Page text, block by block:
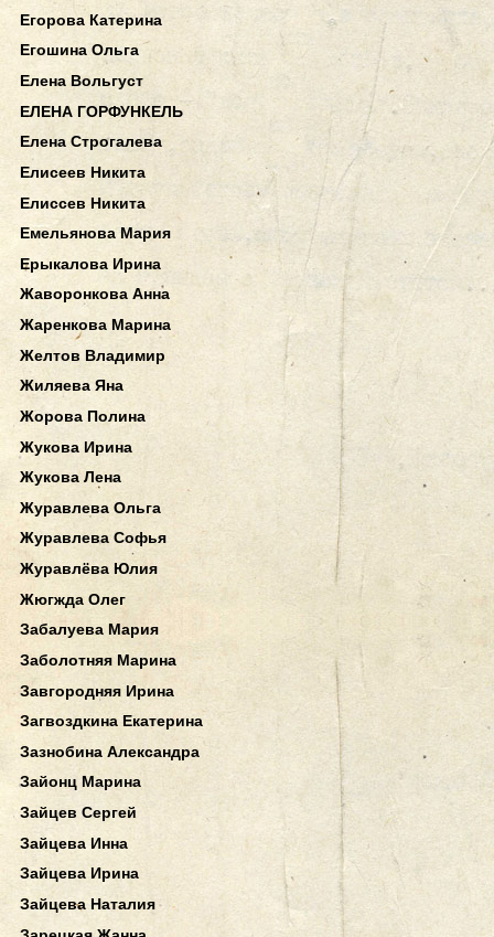
Егорова Катерина
Егошина Ольга
Елена Вольгуст
ЕЛЕНА ГОРФУНКЕЛЬ
Елена Строгалева
Елисеев Никита
Елиссев Никита
Емельянова Мария
Ерыкалова Ирина
Жаворонкова Анна
Жаренкова Марина
Желтов Владимир
Жиляева Яна
Жорова Полина
Жукова Ирина
Жукова Лена
Журавлева Ольга
Журавлева Софья
Журавлёва Юлия
Жюгжда Олег
Забалуева Мария
Заболотняя Марина
Завгородняя Ирина
Загвоздкина Екатерина
Зазнобина Александра
Зайонц Марина
Зайцев Сергей
Зайцева Инна
Зайцева Ирина
Зайцева Наталия